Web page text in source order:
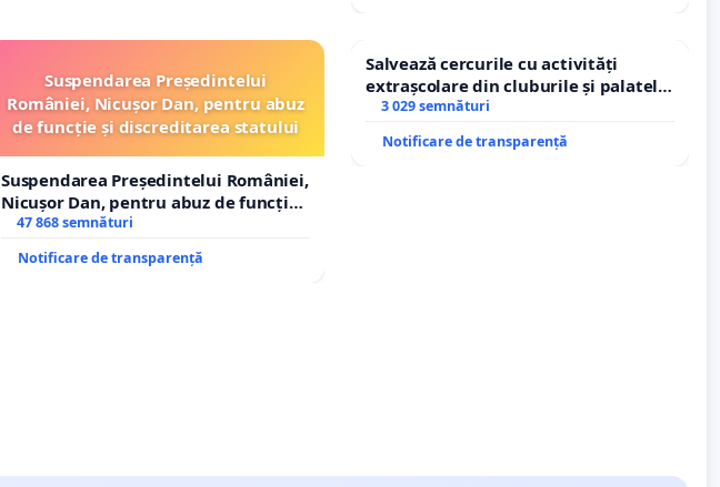
Suspendarea Președintelui
României, Nicușor Dan, pentru abuz
de funcție și discreditarea statului
Suspendarea Președintelui României,
Nicușor Dan, pentru abuz de funcție
și discreditarea statului
47 868 semnături
Notificare de transparență
Salvează cercurile cu activități
extrașcolare din cluburile și palatele
copiilor
3 029 semnături
Notificare de transparență